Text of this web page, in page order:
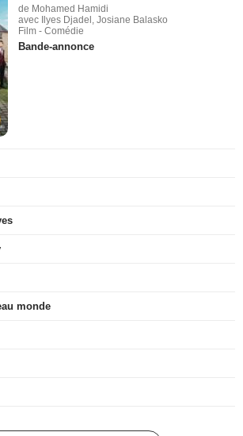
de Mohamed Hamidi
avec Ilyes Djadel, Josiane Balasko
Film - Comédie
Bande-annonce
monde